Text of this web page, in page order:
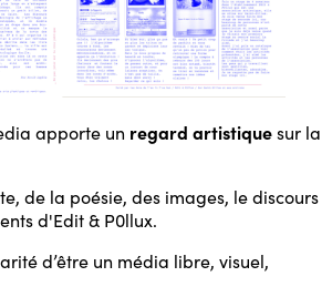
apporte un regard artistiquesur la
de la poésie, des images, le discours
d'Edit & P0llux.
d’être un média libre, visuel,